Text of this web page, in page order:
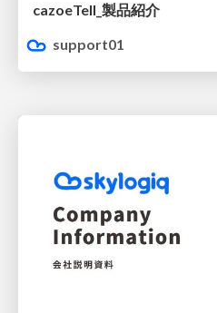
cazoeTell_製品紹介
support01